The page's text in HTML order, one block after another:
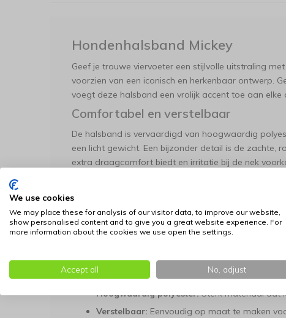
Hondenhalsband Mickey
Geef je trouwe viervoeter een stijlvolle uitstraling
voorzien van een iconisch en herkenbaar ontwerp.
voegt deze halsband een vrolijk accent toe aan elke
Comfortabel en verstelbaar
De halsband is vervaardigd van hoogwaardig
een licht gewicht. Een bijzonder detail is de zachte,
extra draagcomfort biedt en irritatie bij de nek
ontwerp sluit de halsband altijd perfect aan op de
Stijlvol in het park
Met dit opvallende ontwerp loopt je hond er niet
optimale bewegingsvrijheid. Het is de ideale keuze
van functionaliteit en een unieke uitstraling. Maak
met dit kwalitatieve accessoire.
Zachte voering:
Voorzien van een rode
Hoogwaardig polyester:Sterk materiaal dat
Verstelbaar: Eenvoudig op maat te maken
We use cookies
We may place these for analysis of our visitor data, to improve our website,
show personalised content and to give you a great website experience. For
more information about the cookies we use open the settings.
Accept all No, adjust